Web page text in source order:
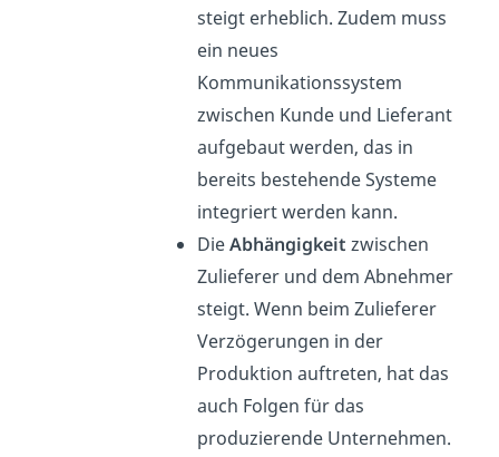
steigt erheblich. Zudem muss
ein neues
Kommunikationssystem
zwischen Kunde und Lieferant
aufgebaut werden, das in
bereits bestehende Systeme
integriert werden kann.
DieAbhängigkeit zwischen
Zulieferer und dem Abnehmer
steigt. Wenn beim Zulieferer
Verzögerungen in der
Produktion auftreten, hat das
auch Folgen für das
produzierende Unternehmen.